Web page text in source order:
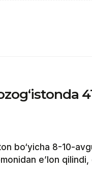
bo‘yicha 8-10-
e’lon